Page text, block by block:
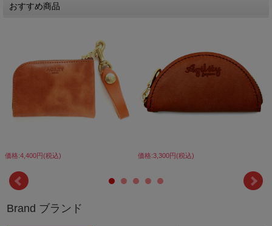
おすすめ商品
価格:4,400円(税込) 価格:3,300円(税込)
Brand ブランド